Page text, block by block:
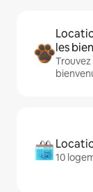
les
10